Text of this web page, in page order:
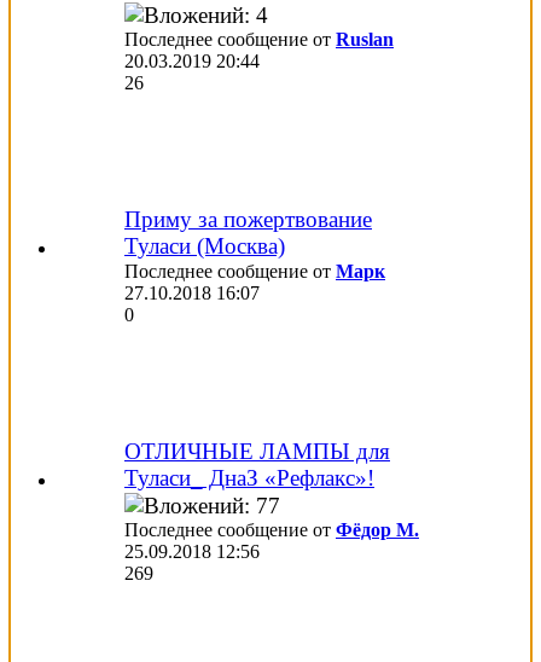
Последнее сообщение от Ruslan
20.03.2019 20:44
26
Приму за пожертвование
Туласи (Москва)
Последнее сообщение от Марк
27.10.2018 16:07
0
ОТЛИЧНЫЕ ЛАМПЫ для
Туласи_ ДнаЗ «Рефлакс»!
Последнее сообщение от Фёдор М.
25.09.2018 12:56
269